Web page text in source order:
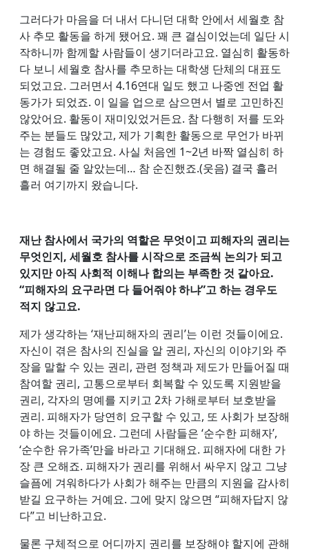
그러다가 마음을 더 내서 다니던 대학 안에서 세월호 참
사 추모 활동을 하게 됐어요. 꽤 큰 결심이었는데 일단 시
작하니까 함께할 사람들이 생기더라고요. 열심히 활동하
다 보니 세월호 참사를 추모하는 대학생 단체의 대표도
되었고요. 그러면서 4.16연대 일도 했고 나중엔 전업 활
동가가 되었죠. 이 일을 업으로 삼으면서 별로 고민하진
않았어요. 활동이 재미있었거든요. 참 다행히 저를 도와
주는 분들도 많았고, 제가 기획한 활동으로 무언가 바뀌
는 경험도 좋았고요. 사실 처음엔 1~2년 바짝 열심히 하
면 해결될 줄 알았는데… 참 순진했죠.(웃음) 결국 흘러
흘러 여기까지 왔습니다.
재난 참사에서 국가의 역할은 무엇이고 피해자의 권리는
무엇인지, 세월호 참사를 시작으로 조금씩 논의가 되고
있지만 아직 사회적 이해나 합의는 부족한 것 같아요.
“피해자의 요구라면 다 들어줘야 하냐”고 하는 경우도
적지 않고요.
제가 생각하는 ‘재난피해자의 권리’는 이런 것들이에요.
자신이 겪은 참사의 진실을 알 권리, 자신의 이야기와 주
장을 말할 수 있는 권리, 관련 정책과 제도가 만들어질 때
참여할 권리, 고통으로부터 회복할 수 있도록 지원받을
권리, 각자의 명예를 지키고 2차 가해로부터 보호받을
권리. 피해자가 당연히 요구할 수 있고, 또 사회가 보장해
야 하는 것들이에요. 그런데 사람들은 ‘순수한 피해자’,
‘순수한 유가족’만을 바라고 기대해요. 피해자에 대한 가
장 큰 오해죠. 피해자가 권리를 위해서 싸우지 않고 그냥
슬픔에 겨워하다가 사회가 해주는 만큼의 지원을 감사히
받길 요구하는 거예요. 그에 맞지 않으면 “피해자답지 않
다”고 비난하고요.
물론 구체적으로 어디까지 권리를 보장해야 할지에 관해